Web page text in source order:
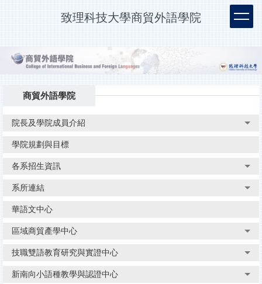
內
致理科技大學商貿外語學院
商貿外語學院
院長及學院成員介紹
學院規劃與目標
各系招生資訊
系所連結
華語文中心
區域商貿產學中心
技職雙語教育研究與實證中心
新南向小語種教學與認證中心